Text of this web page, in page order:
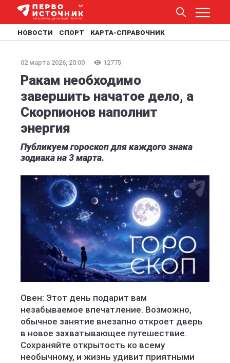
НОВОСТИ СПОРТ КАРТА-СПРАВОЧНИК
02 марта 2026, 20:00 12775
Ракам необходимо
завершить начатое дело, а
Скорпионов наполнит
энергия
Публикуем гороскоп для каждого знака
зодиака на 3 марта.
Овен: Этот день подарит вам
незабываемое впечатление. Возможно,
обычное занятие внезапно откроет дверь
в новое захватывающее путешествие.
Сохраняйте открытость ко всему
необычному, и жизнь удивит приятными